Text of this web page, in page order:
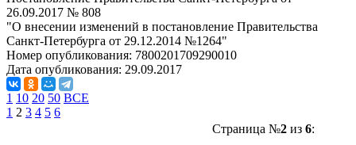
26.09.2017 № 808
"О внесении изменений в постановление Правительства
Санкт-Петербурга от 29.12.2014 №1264"
Номер опубликования: 7800201709290010
Дата опубликования: 29.09.2017
1 10 20 50 ВСЕ
1 2 3 4 5 6
Страница №2из 6: